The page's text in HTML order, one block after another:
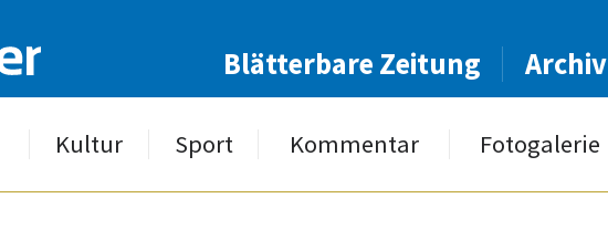
Blätterbare Zeitung Archiv
Kultur Sport Kommentar Fotogalerie